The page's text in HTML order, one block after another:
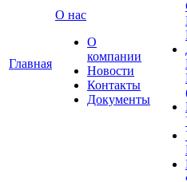
Главная
О нас
О
компании
Новости
Контакты
Документы